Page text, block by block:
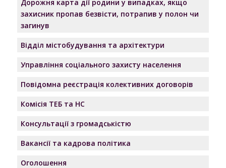
Дорожня карта дії родини у випадках, якщо
захисник пропав безвісти, потрапив у полон чи
загинув
Відділ містобудування та архітектури
Управління соціального захисту населення
Повідомна реєстрація колективних договорів
Комісія ТЕБ та НС
Консультації з громадськістю
Вакансії та кадрова політика
Оголошення